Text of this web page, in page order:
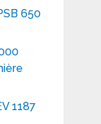
650
1187